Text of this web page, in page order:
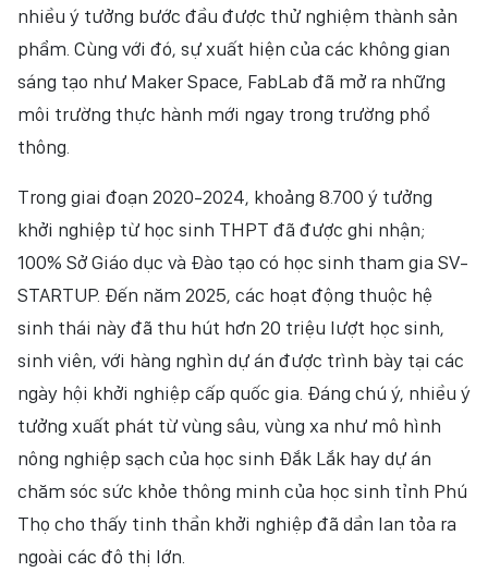
nhiều ý tưởng bước đầu được thử nghiệm thành sản
phẩm. Cùng với đó, sự xuất hiện của các không gian
sáng tạo như Maker Space, FabLab đã mở ra những
môi trường thực hành mới ngay trong trường phổ
thông.
Trong giai đoạn 2020-2024, khoảng 8.700 ý tưởng
khởi nghiệp từ học sinh THPT đã được ghi nhận;
100% Sở Giáo dục và Đào tạo có học sinh tham gia SV-
STARTUP. Đến năm 2025, các hoạt động thuộc hệ
sinh thái này đã thu hút hơn 20 triệu lượt học sinh,
sinh viên, với hàng nghìn dự án được trình bày tại các
ngày hội khởi nghiệp cấp quốc gia. Đáng chú ý, nhiều ý
tưởng xuất phát từ vùng sâu, vùng xa như mô hình
nông nghiệp sạch của học sinh Đắk Lắk hay dự án
chăm sóc sức khỏe thông minh của học sinh tỉnh Phú
Thọ cho thấy tinh thần khởi nghiệp đã dần lan tỏa ra
ngoài các đô thị lớn.